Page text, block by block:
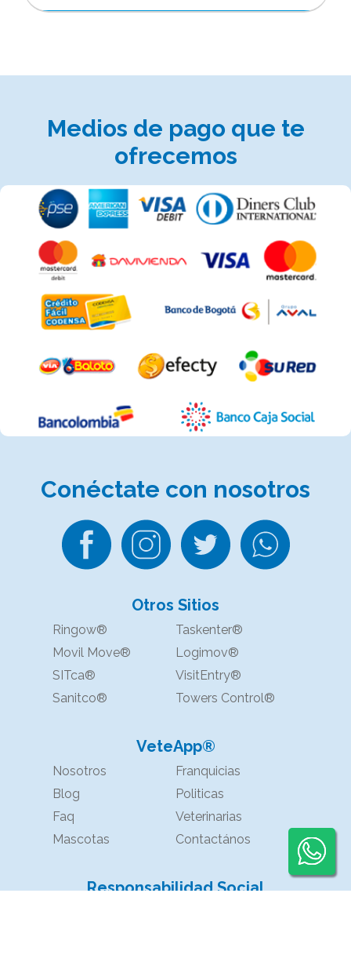
Medios de pago que te
ofrecemos
Conéctate con nosotros
Otros Sitios
Ringow®
Taskenter®
Movil Move®
Logimov®
SITca®
VisitEntry®
Sanitco®
Towers Control®
VeteApp®
Nosotros
Franquicias
Blog
Politicas
Faq
Veterinarias
Mascotas
Contactános
Responsabilidad Social